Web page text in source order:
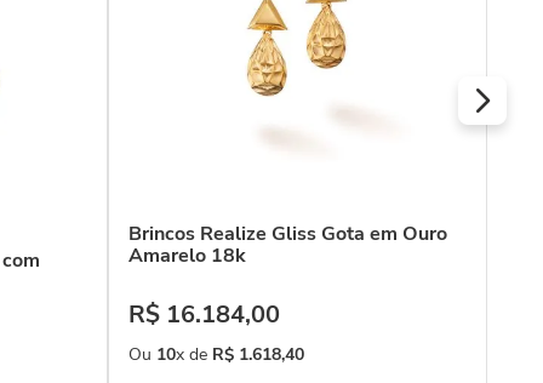
Brincos Realize Gliss Gota em Ouro
Amarelo 18k
R$ 16.184,00
Ou 10x de R$ 1.618,40